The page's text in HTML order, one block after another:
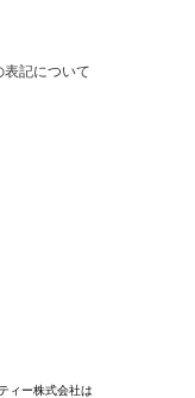
記について
ィー株式会社は